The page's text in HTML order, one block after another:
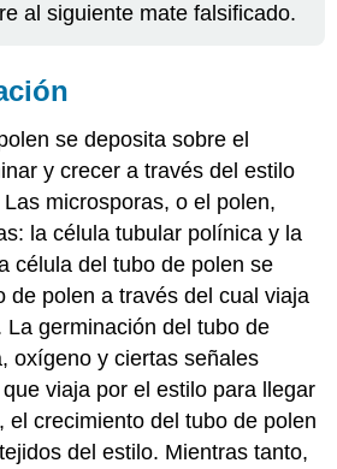
al siguiente mate falsificado.
se deposita sobre el
y crecer a través del estilo
microsporas, o el polen,
la célula tubular polínica y la
célula del tubo de polen se
de polen a través del cual viaja
La germinación del tubo de
oxígeno y ciertas señales
viaja por el estilo para llegar
el crecimiento del tubo de polen
del estilo. Mientras tanto,